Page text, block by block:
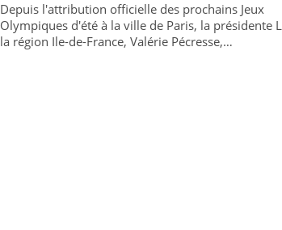
Depuis l'attribution officielle des prochains Jeux
Olympiques d'été à la ville de Paris, la présidente
la région Ile-de-France, Valérie Pécresse,…